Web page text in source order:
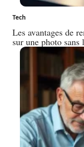
Tech
Les avantages de
sur une photo sans